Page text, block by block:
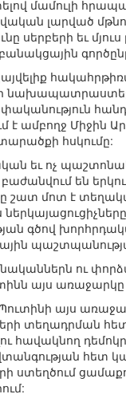
մամուլի
լարված
սերբերի եւ
է ամբողջ Միջին
հսկումը:
եւ ոչ
են
շատ մոտ է
գծով
ու
այս առաջարկը
այս
տեղադրման
հետ
ստեղծում